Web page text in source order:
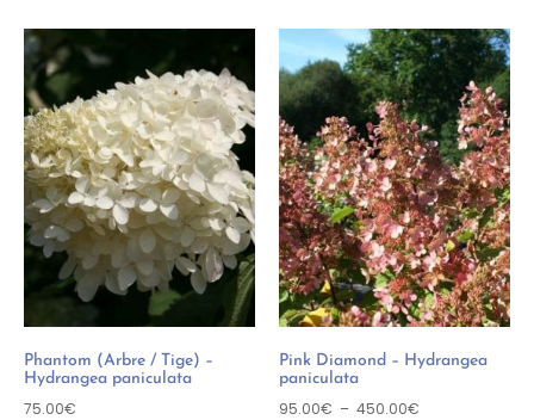
Phantom (Arbre / Tige) –
Hydrangea paniculata
75.00€
Pink Diamond – Hydrangea
paniculata
95.00€ – 450.00€